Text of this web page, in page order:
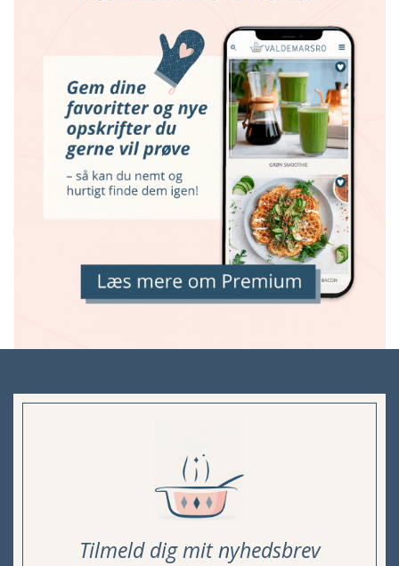
Tilmeld dig mit nyhedsbrev